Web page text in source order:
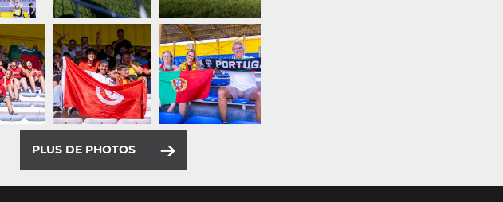
PLUS DE PHOTOS